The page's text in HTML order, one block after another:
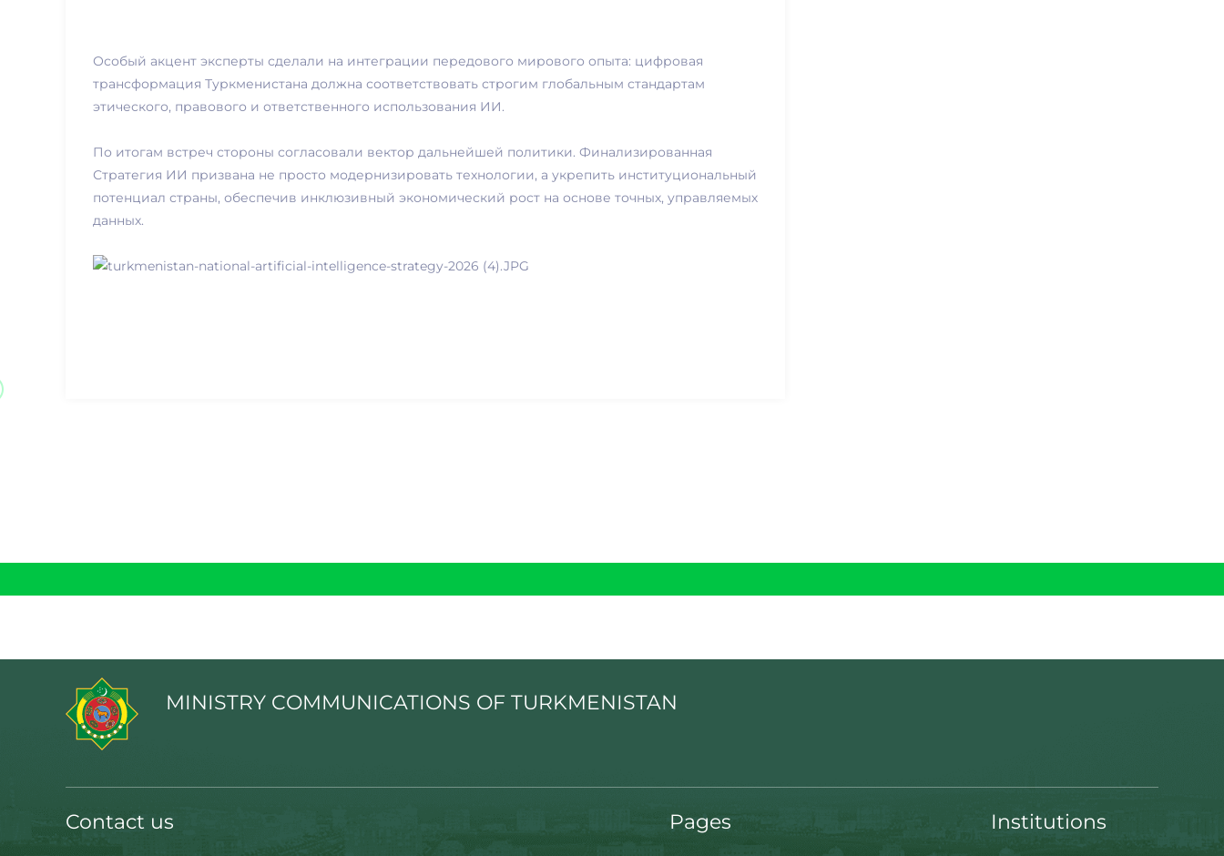
Особый акцент эксперты сделали на интеграции передового мирового опыта: цифровая
трансформация Туркменистана должна соответствовать строгим глобальным стандартам
этического, правового и ответственного использования ИИ.
По итогам встреч стороны согласовали вектор дальнейшей политики. Финализированная
Стратегия ИИ призвана не просто модернизировать технологии, а укрепить институциональный
потенциал страны, обеспечив инклюзивный экономический рост на основе точных, управляемых
данных.
MINISTRY COMMUNICATIONS OF TURKMENISTAN
Contact us Pages Institutions